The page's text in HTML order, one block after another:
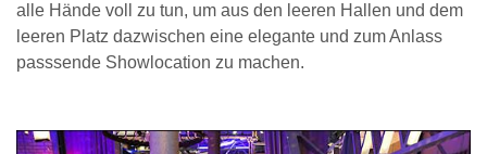
alle Hände voll zu tun, um aus den leeren Hallen und dem
leeren Platz dazwischen eine elegante und zum Anlass
passsende Showlocation zu machen.